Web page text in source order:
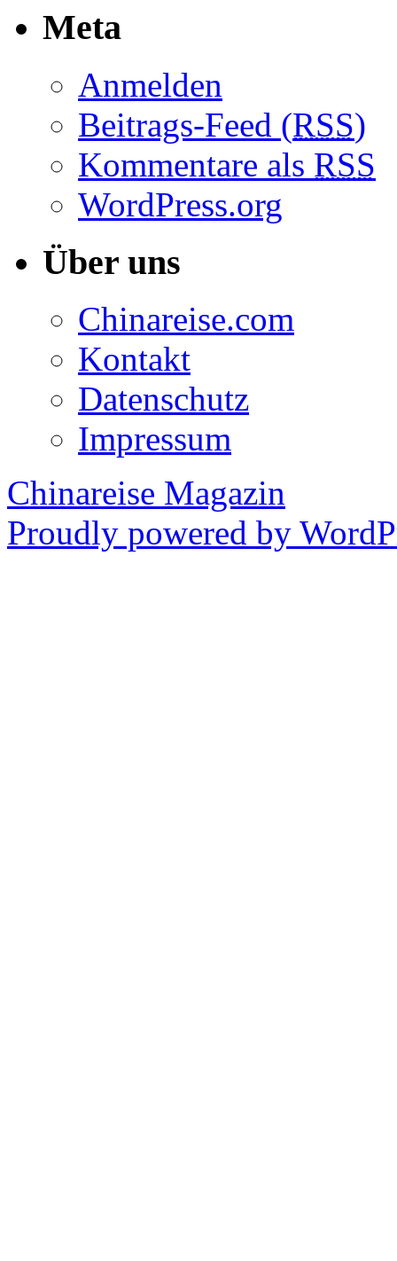
Meta
Anmelden
Beitrags-Feed (RSS)
Kommentare als RSS
WordPress.org
Über uns
Chinareise.com
Kontakt
Datenschutz
Impressum
Chinareise Magazin
Proudly powered by